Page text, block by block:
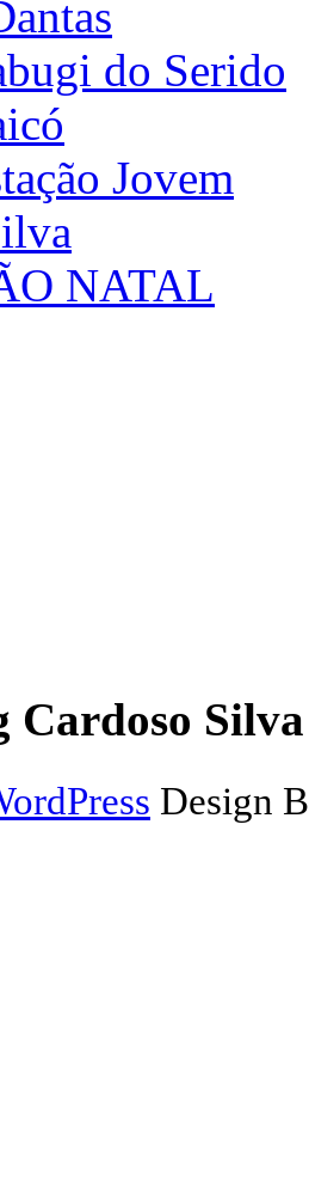
do Serido
Jovem
NATAL
Cardoso
Design